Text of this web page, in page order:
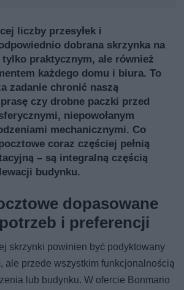
liczby przesyłek i
dobrana skrzynka na
praktycznym, ale również
każdego domu i biura. To
zadanie chronić naszą
czy drobne paczki przed
niepowołanym
mechanicznymi. Co
coraz częściej pełnią
– są integralną częścią
budynku.
dopasowane
i preferencji
skrzynki powinien być podyktowany
ale przede wszystkim funkcjonalnością
lub budynku. W ofercie Bonmario